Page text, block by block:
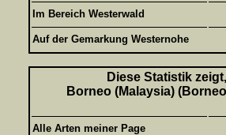
Im Bereich Westerwald
Auf der Gemarkung Westernohe
Diese Statistik
Borneo (Malaysia)
Alle Arten meiner Page